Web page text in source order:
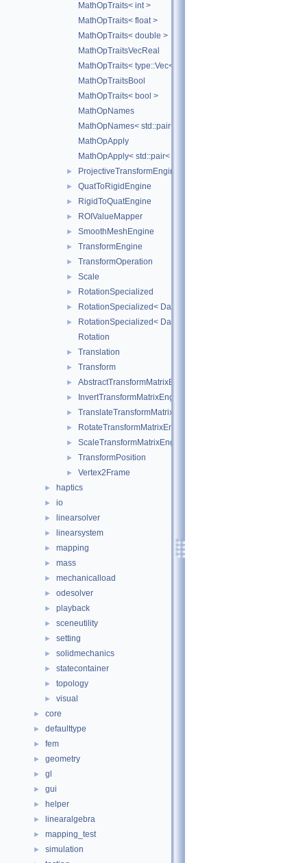
MathOpTraits< int >
MathOpTraits< float >
MathOpTraits< double >
MathOpTraitsVecReal
MathOpTraits< type::Vec< N, Real > >
MathOpTraitsBool
MathOpTraits< bool >
MathOpNames
MathOpNames< std::pair< TOps1, TOps2 > >
MathOpApply
MathOpApply< std::pair< TOps1, TOps2 > >
► ProjectiveTransformEngine
► QuatToRigidEngine
► RigidToQuatEngine
► ROIValueMapper
► SmoothMeshEngine
► TransformEngine
► TransformOperation
► Scale
► RotationSpecialized
► RotationSpecialized< DataTypes, 2, false >
►
RotationSpecialized< DataTypes, 3, false >
Rotation
► Translation
► Transform
► AbstractTransformMatrixEngine
► InvertTransformMatrixEngine
► TranslateTransformMatrixEngine
► RotateTransformMatrixEngine
► ScaleTransformMatrixEngine
► TransformPosition
► Vertex2Frame
► haptics
► io
► linearsolver
► linearsystem
► mapping
► mass
► mechanicalload
► odesolver
► playback
► sceneutility
► setting
► solidmechanics
► statecontainer
► topology
► visual
► core
► defaulttype
► fem
► geometry
► gl
► gui
► helper
► linearalgebra
► mapping_test
► simulation